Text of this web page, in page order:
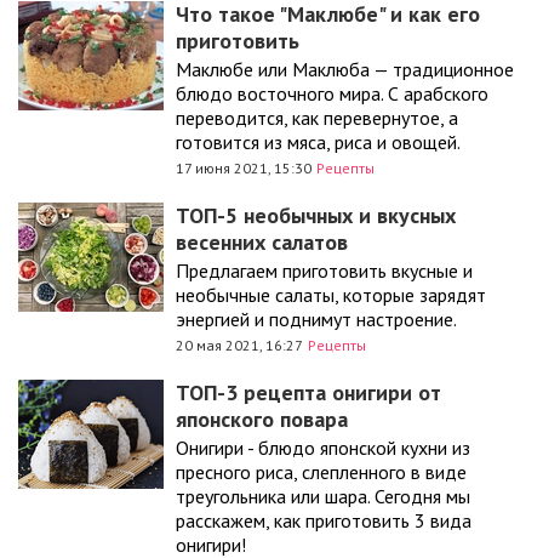
Что такое "Маклюбе" и как его
приготовить
Маклюбе или Маклюба — традиционное
блюдо восточного мира. С арабского
переводится, как перевернутое, а
готовится из мяса, риса и овощей.
17 июня 2021, 15:30 Рецепты
ТОП-5 необычных и вкусных
весенних салатов
Предлагаем приготовить вкусные и
необычные салаты, которые зарядят
энергией и поднимут настроение.
20 мая 2021, 16:27 Рецепты
ТОП-3 рецепта онигири от
японского повара
Онигири - блюдо японской кухни из
пресного риса, слепленного в виде
треугольника или шара. Сегодня мы
расскажем, как приготовить 3 вида
онигири!